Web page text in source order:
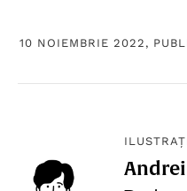
10 NOIEMBRIE 2022,